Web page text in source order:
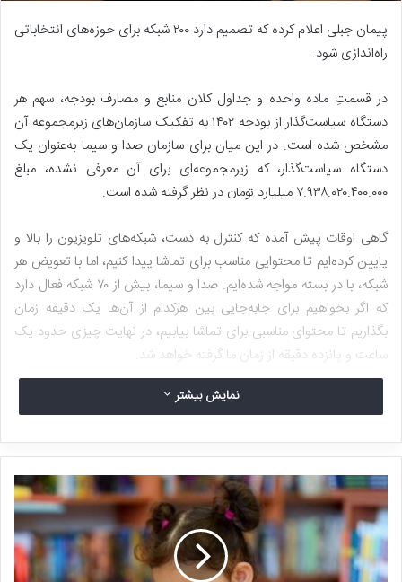
پیمان جبلی اعلام کرده که تصمیم دارد ۲۰۰ شبکه برای حوزه‌های انتخاباتی
راه‌اندازی شود.
در قسمتِ ماده واحده و جداول کلان منابع و مصارف بودجه، سهم هر
دستگاه سیاست‌گذار از بودجه ۱۴۰۲ به تفکیک سازمان‌های زیرمجموعه آن
مشخص شده است. در این میان برای سازمان صدا و سیما به‌عنوان یک
دستگاه سیاست‌گذار، که زیرمجموعه‌ای برای آن معرفی نشده، مبلغ
۷.۹۳۸.۰۲۰.۴۰۰.۰۰۰ میلیارد تومان در نظر گرفته شده است.
گاهی اوقات پیش آمده که کنترل به دست، شبکه‌های تلویزیون را بالا و
پایین کرده‌ایم تا محتوایی مناسب برای تماشا پیدا کنیم، اما با تعویض هر
شبکه، با در بسته مواجه شده‌ایم. صدا و سیما، بیش از ۷۰ شبکه‌ فعال دارد
که اگر بخواهیم برای جابه‌جایی بین هرکدام از آن‌ها یک دقیقه زمان
بگذاریم تا محتوای مناسبی برای تماشا بیابیم، در نهایت چیزی حدود یک
ساعت و پانزده دقیقه از زمان ما گرفته خواهد شد.
شبکه‌های سراسری به نسبت شبکه‌های برون مرزی، استانی و محلی، تعداد
مخاطب بیشتری دارند و محتوای بهتری تولید می‌کنند. تعداد زیاد،
همپوشانی و تکراری بودن این شبکه‌ها، مشکلی بزرگ است که گویا
مدیران صدا و سیما، چندان اهمیتی به آن نمی‌دهند.
در سال‌های گذشته در تلویزیون و رادیو شاهد گسترش ناگهانی شبکه‌های
نمایش بیشتر